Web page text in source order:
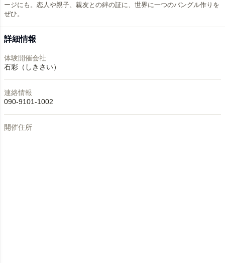
ージにも。恋人や親子、親友との絆の証に、世界に一つのバングル作りを
ぜひ。
詳細情報
体験開催会社
石彩（しきさい）
連絡情報
090-9101-1002
開催住所